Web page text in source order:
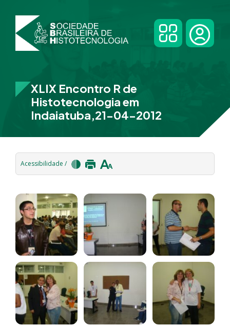
XLIX Encontro R de
Histotecnologia em
Indaiatuba,21-04-2012
Acessibilidade /